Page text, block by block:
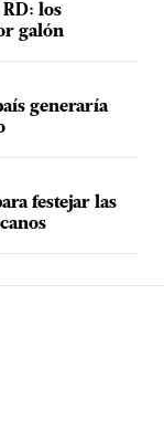
RD: los
galón
generaría
festejar las